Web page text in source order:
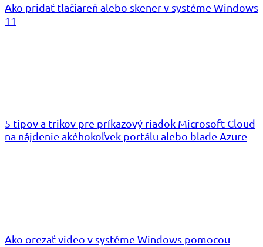
Ako pridať tlačiareň alebo skener v systéme Windows
11
5 tipov a trikov pre príkazový riadok Microsoft Cloud
na nájdenie akéhokoľvek portálu alebo blade Azure
Ako orezať video v systéme Windows pomocou